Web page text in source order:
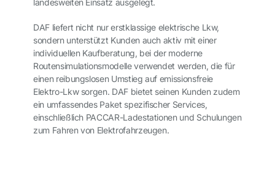
DAF liefert nicht nur erstklassige elektrische Lkw,
sondern unterstützt Kunden auch aktiv mit einer
individuellen Kaufberatung, bei der moderne
Routensimulationsmodelle verwendet werden, die für
einen reibungslosen Umstieg auf emissionsfreie
Elektro-Lkw sorgen. DAF bietet seinen Kunden zudem
ein umfassendes Paket spezifischer Services,
einschließlich PACCAR-Ladestationen und Schulungen
zum Fahren von Elektrofahrzeugen.